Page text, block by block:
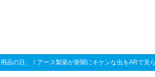
品の日」！アース製薬が新聞にキケンな虫をARで見